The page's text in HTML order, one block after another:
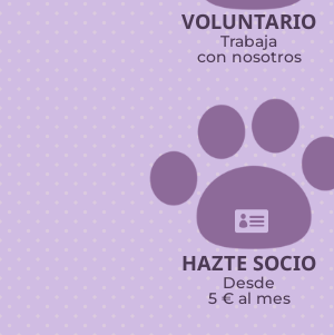
VOLUNTARIO
Trabaja
con nosotros

HAZTE SOCIO
Desde
5 € al mes